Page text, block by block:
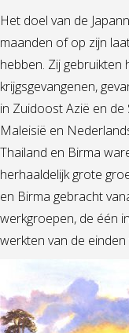
Het doel van de
maanden of op zijn
hebben. Zij
krijgsgevangenen,
in Zuidoost Azië en de
Maleisië en
Thailand en Birma
herhaaldelijk grote
en Birma gebracht
werkgroepen, de één
werkten van de